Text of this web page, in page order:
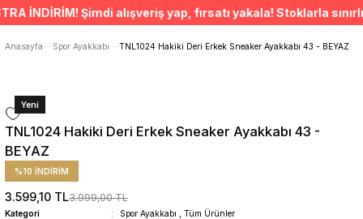
ÜCRETSİZ TESLİMAT İMKANI
SÜRDÜRÜLEBİLİR ÜRÜNLER
Anasayfa
Spor Ayakkabı TNL1024 Hakiki Deri Erkek Sneaker Ayakkabı 43 - BEYAZ
Yeni
TNL1024 Hakiki Deri Erkek Sneaker Ayakkabı 43 -
BEYAZ
%10 İNDİRİM
3.599,10 TL3.999,00 TL
Kategori Spor Ayakkabı
Tüm Ürünler
İNDİRİM! Şimdi alışveriş yap, fırsatı yakala! Stoklarla